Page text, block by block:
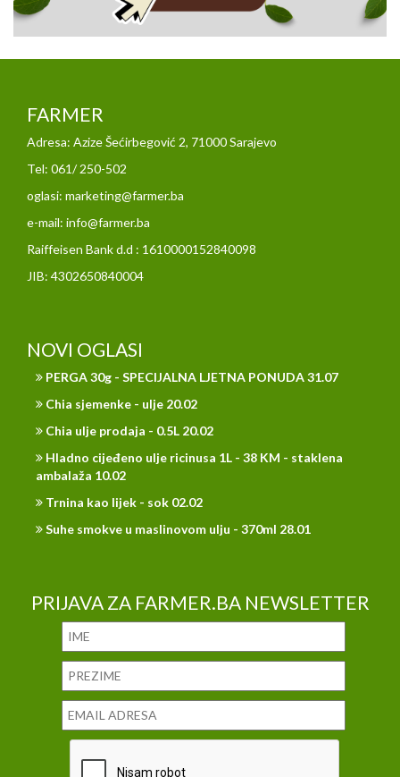
FARMER
Adresa: Azize Šećirbegović 2, 71000 Sarajevo
Tel: 061/ 250-502
oglasi: marketing@farmer.ba
e-mail: info@farmer.ba
Raiffeisen Bank d.d : 1610000152840098
JIB: 4302650840004
NOVI OGLASI
PERGA 30g - SPECIJALNA LJETNA PONUDA 31.07
Chia sjemenke - ulje 20.02
Chia ulje prodaja - 0.5L 20.02
Hladno cijeđeno ulje ricinusa 1L - 38 KM - staklena
ambalaža 10.02
Trnina kao lijek - sok 02.02
Suhe smokve u maslinovom ulju - 370ml 28.01
PRIJAVA ZA FARMER.BA NEWSLETTER